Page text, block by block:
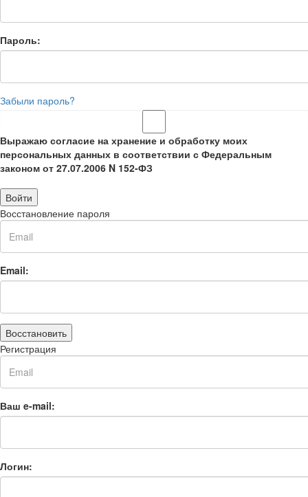
Пароль:
Забыли пароль?
Выражаю согласие на хранение и обработку моих
персональных данных в соответствии с Федеральным
законом от 27.07.2006 N 152-ФЗ
Войти
Восстановление пароля
Email:
Восстановить
Регистрация
Ваш e-mail:
Логин: